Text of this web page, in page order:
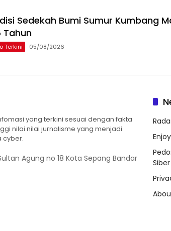
Sedekah Bumi Sumur Kumbang
Tahun
Terkini 05/08/2026
yang terkini sesuai dengan fakta
nilai nilai jurnalisme yang menjadi
cyber.
Agung no 18 Kota Sepang Bandar
Siber